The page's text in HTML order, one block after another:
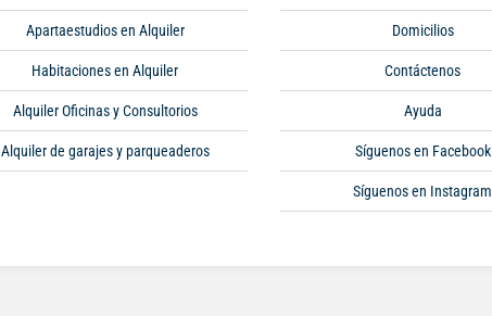
Apartaestudios en Alquiler
Habitaciones en Alquiler
Alquiler Oficinas y Consultorios
Alquiler de garajes y parqueaderos
Domicilios
Contáctenos
Ayuda
Síguenos en Facebook
Síguenos en Instagram